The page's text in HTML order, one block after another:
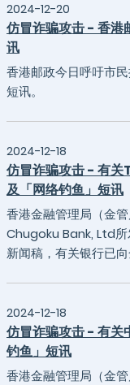
2024-12-20
仿冒诈骗攻击 - 香港
讯
香港邮政今日呼吁市
短讯。
2024-12-18
仿冒诈骗攻击 - 有
及「网络钓鱼」短讯
香港金融管理局（金
Chugoku Bank, Ltd所
新闻稿，有关银行已向
2024-12-18
仿冒诈骗攻击 - 有关
钓鱼」短讯
香港金融管理局（金